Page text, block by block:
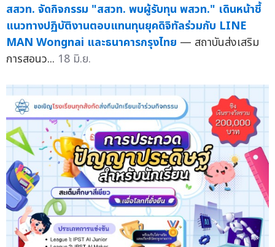
สสวท. จัดกิจกรรม "สสวท. พบผู้รับทุน พสวท." เดินหน้าชี้
แนวทางปฏิบัติงานตอบแทนทุนยุคดิจิทัลร่วมกับ LINE
MAN Wongnai และธนาคารกรุงไทย — สถาบันส่งเสริม
การสอนว... 18 มิ.ย.